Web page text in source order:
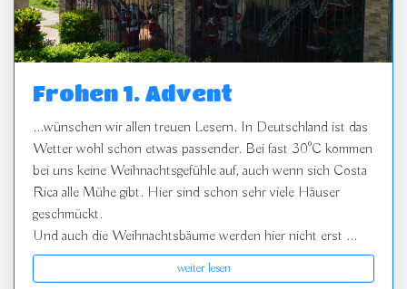
Frohen 1. Advent
...wünschen wir allen treuen Lesern. In Deutschland ist das
Wetter wohl schon etwas passender. Bei fast 30°C kommen
bei uns keine Weihnachtsgefühle auf, auch wenn sich Costa
Rica alle Mühe gibt. Hier sind schon sehr viele Häuser
geschmückt.
Und auch die Weihnachtsbäume werden hier nicht erst ...
weiter lesen